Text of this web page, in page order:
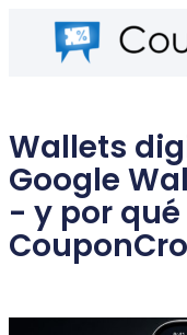
Wallets
Google
- y por